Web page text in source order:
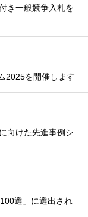
き一般競争入札を
2025を開催します
向けた先進事例シ
選」に選出され